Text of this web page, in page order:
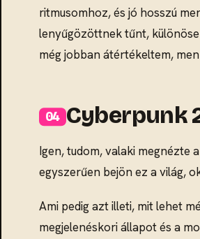
ritmusomhoz, és jó hosszú
lenyűgözöttnek tűnt,
még jobban átértékeltem,
Cyberpunk
Igen, tudom, valaki megnézte
egyszerűen bejön ez a világ,
Ami pedig azt illeti, mit lehet
megjelenéskori állapot és a